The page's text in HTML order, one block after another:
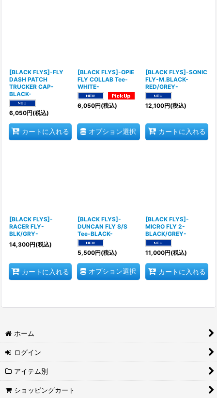
[BLACK FLYS]-FLY
DASH PATCH
TRUCKER CAP-
BLACK-
6,050円(税込)
カートに入れる
[BLACK FLYS]-OPIE
FLY COLLAB Tee-
WHITE-
6,050円(税込)
オプション選択
[BLACK FLYS]-SONIC
FLY-M.BLACK-
RED/GREY-
12,100円(税込)
カートに入れる
[BLACK FLYS]-
RACER FLY-
BLK/GRY-
14,300円(税込)
カートに入れる
[BLACK FLYS]-
DUNCAN FLY S/S
Tee-BLACK-
5,500円(税込)
オプション選択
[BLACK FLYS]-
MICRO FLY 2-
BLACK/GREY-
11,000円(税込)
カートに入れる
ホーム
ログイン
アイテム別
ショッピングカート